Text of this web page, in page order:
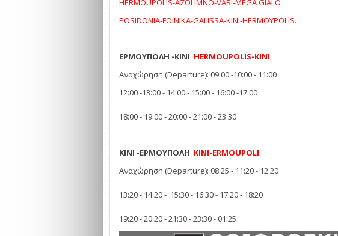
ΗERMOUPOLIS-AZOLIMNO-VARI-MEGA GIALO
POSIDONIA-FOINIKA-GALISSA-KINI-HERMOYPOLIS.
ΕΡΜΟΥΠΟΛΗ -ΚΙΝΙ HERMOUPOLIS-KINI
Αναχώρηση (Departure): 09:00 -10:00 - 11:00
12:00 -13:00 - 14:00 - 15:00 - 16:00 -17:00
18:00 - 19:00 - 20:00 - 21:00 - 23:30
ΚΙΝΙ -EΡΜΟΥΠΟΛΗ KINI-ERMOUPOLI
Αναχώρηση (Departure): 08:25 - 11:20 - 12:20
13:20 - 14:20 - 15:30 - 16:30 - 17:20 - 18:20
19:20 - 20:20 - 21:30 - 23:30 - 01:25